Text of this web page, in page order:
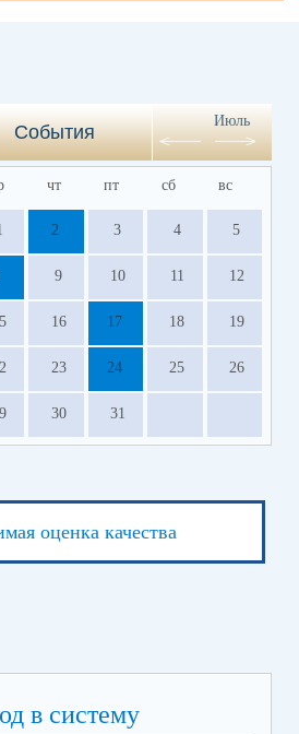
События
Июль
чт пт сб вс
2 3 4 5
9 10 11 12
16 17 18 19
23 24 25 26
30 31
оценка качества
в систему